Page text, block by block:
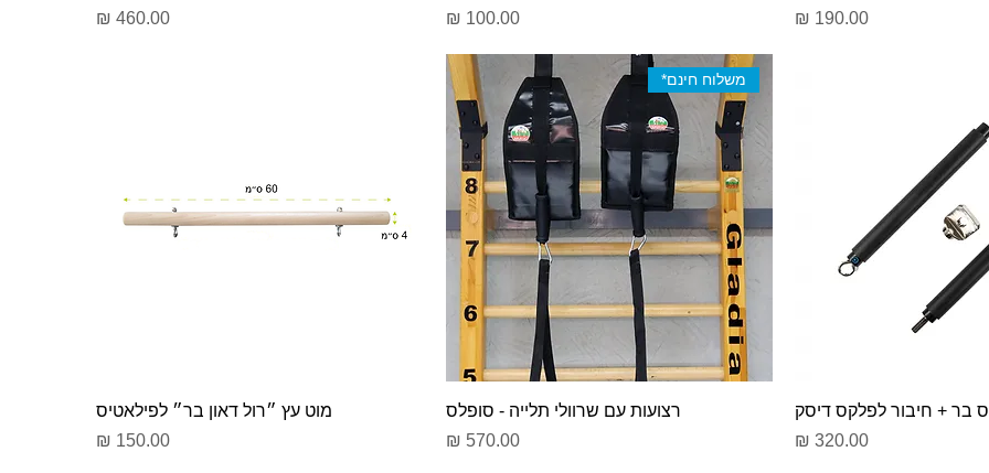
מחיר
מחיר‏100.00 ‏₪
מחיר
בר + חיבור לפלקס דיסק
מחיר
משלוח חינם*
רצועות עם שרוולי תלייה - סופלס
מחיר‏570.00 ‏₪
מוט עץ ״רול דאון בר״ לפילאטיס
מחיר